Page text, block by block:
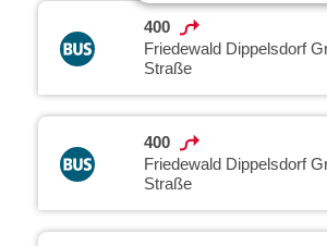
400
Friedewald Dippelsdorf
Straße
400
Friedewald Dippelsdorf
Straße